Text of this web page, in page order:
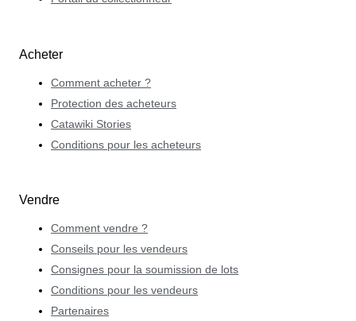
Acheter
Comment acheter ?
Protection des acheteurs
Catawiki Stories
Conditions pour les acheteurs
Vendre
Comment vendre ?
Conseils pour les vendeurs
Consignes pour la soumission de lots
Conditions pour les vendeurs
Partenaires